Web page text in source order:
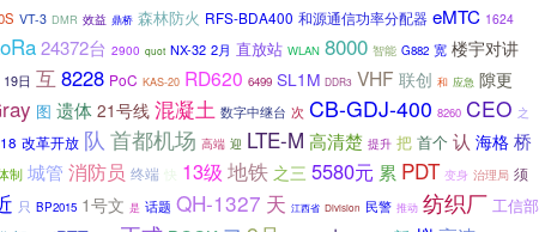
VT-3 DMR 效益 鼎桥 森林防火 RFS-BDA400 和源通信功率分配器 eMTC 1624
24372台 2900 quot NX-32 2月 直放站 WLAN 8000 智能 G882 宽 楼宇对讲
19日 互 8228 PoC KAS-20 RD620 6499 SL1M DDR3 VHF 联创 和 应急 隙更
图 遗体 21号线 混凝土 数字中继台 次 CB-GDJ-400 8260 CEO 之
改革开放 队 首都机场 高端 迎 LTE-M 高清楚 提升 把 首个 认 海格 桥
制 城管 消防员 终端 快 13级 地铁 之三 5580元 累 PDT 变身 治理局 须
只 BP2015 1号文 是 话题 QH-1327 天 江西省 Division 民警 推动 纺织厂 工信部